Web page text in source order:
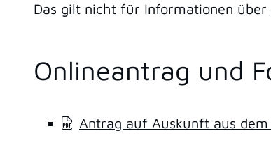
Das gilt nicht für Informationen über
Onlineantrag und
Antrag auf Auskunft aus